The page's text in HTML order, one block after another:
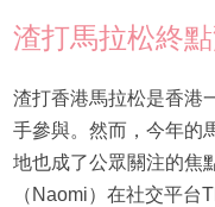
渣打馬拉松終
渣打香港馬拉松是香港
手參與。然而，今年的
地也成了公眾關注的焦
（Naomi）在社交平台